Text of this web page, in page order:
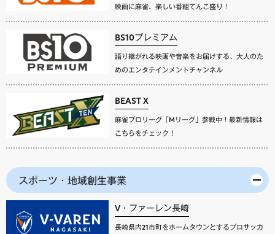
映画に麻雀、楽しい番組てんこ盛り！
BS10プレミアム
語り継がれる映画や音楽をお届けする、大人のた
めのエンタテインメントチャンネル
BEAST X
麻雀プロリーグ「Mリーグ」参戦中！最新情報は
こちらをチェック！
スポーツ・地域創生事業
V・ファーレン長崎
長崎県内21市町をホームタウンとするプロサッカ